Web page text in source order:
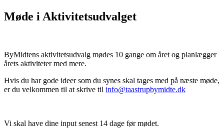
Møde i Aktivitetsudvalget
ByMidtens aktivitetsudvalg mødes 10 gange om året og planlægger
årets aktiviteter med mere.
Hvis du har gode ideer som du synes skal tages med på næste møde,
er du velkommen til at skrive til info@taastrupbymidte.dk
Vi skal have dine input senest 14 dage før mødet.